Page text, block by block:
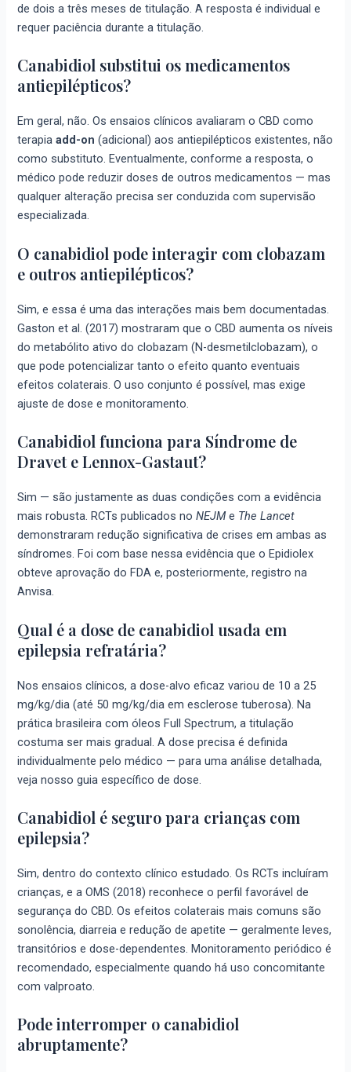
de dois a três meses de titulação. A resposta é individual e
requer paciência durante a titulação.
Canabidiol substitui os medicamentos
antiepilépticos?
Em geral, não. Os ensaios clínicos avaliaram o CBD como
terapiaadd-on (adicional) aos antiepilépticos existentes, não
como substituto. Eventualmente, conforme a resposta, o
médico pode reduzir doses de outros medicamentos — mas
qualquer alteração precisa ser conduzida com supervisão
especializada.
O canabidiol pode interagir com clobazam
e outros antiepilépticos?
Sim, e essa é uma das interações mais bem documentadas.
Gaston et al. (2017) mostraram que o CBD aumenta os níveis
do metabólito ativo do clobazam (N-desmetilclobazam), o
que pode potencializar tanto o efeito quanto eventuais
efeitos colaterais. O uso conjunto é possível, mas exige
ajuste de dose e monitoramento.
Canabidiol funciona para Síndrome de
Dravet e Lennox-Gastaut?
Sim — são justamente as duas condições com a evidência
mais robusta. RCTs publicados noNEJMe The Lancet
demonstraram redução significativa de crises em ambas as
síndromes. Foi com base nessa evidência que o Epidiolex
obteve aprovação do FDA e, posteriormente, registro na
Anvisa.
Qual é a dose de canabidiol usada em
epilepsia refratária?
Nos ensaios clínicos, a dose-alvo eficaz variou de 10 a 25
mg/kg/dia (até 50 mg/kg/dia em esclerose tuberosa). Na
prática brasileira com óleos Full Spectrum, a titulação
costuma ser mais gradual. A dose precisa é definida
individualmente pelo médico — para uma análise detalhada,
veja nosso guia específico de dose.
Canabidiol é seguro para crianças com
epilepsia?
Sim, dentro do contexto clínico estudado. Os RCTs incluíram
crianças, e a OMS (2018) reconhece o perfil favorável de
segurança do CBD. Os efeitos colaterais mais comuns são
sonolência, diarreia e redução de apetite — geralmente leves,
transitórios e dose-dependentes. Monitoramento periódico é
recomendado, especialmente quando há uso concomitante
com valproato.
Pode interromper o canabidiol
abruptamente?